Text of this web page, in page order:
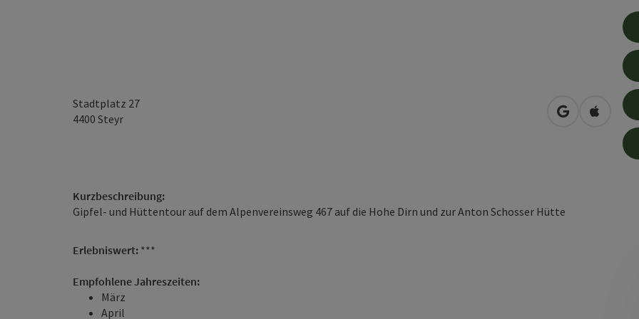
Stadtplatz 27
4400 Steyr in Google
in
Kurzbeschreibung:
Gipfel- und Hüttentour auf dem Alpenvereinsweg 467 auf die Hohe Dirn und zur Anton Schosser Hütte
Erlebniswert: ***
Empfohlene Jahreszeiten:
März
April